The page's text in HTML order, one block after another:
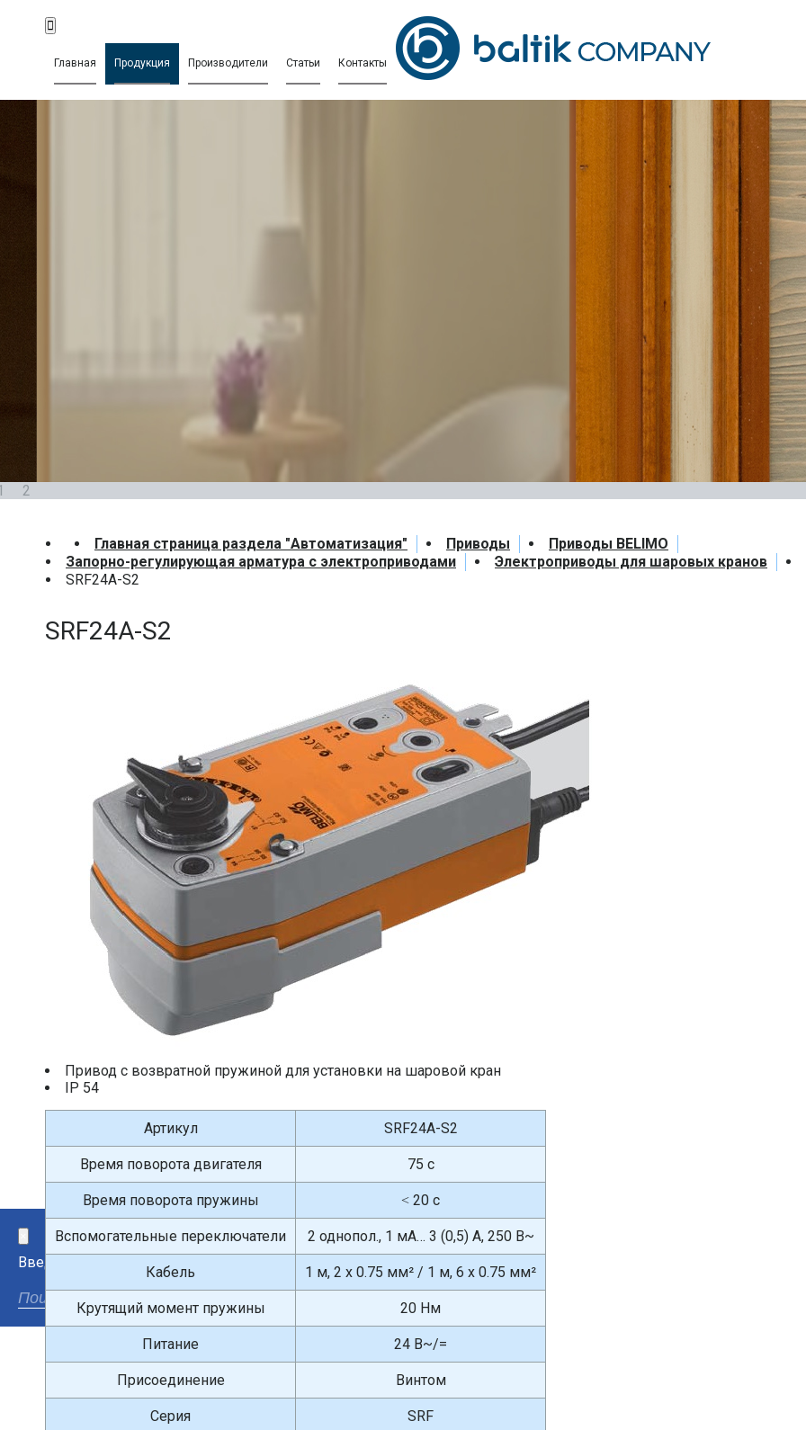
Главная Продукция Производители Статьи Контакты
Введите поисковый запрос
2
Главная страница раздела "Автоматизация" Приводы
Приводы BELIMO
Запорно-регулирующая арматура с электроприводами
Электроприводы для шаровых кранов
SRF24A-S2
SRF24A-S2
Привод c возвратной пружиной для установки на шаровой кран
IP 54
Артикул SRF24A-S2
Время поворота двигателя 75 с
Время поворота пружины ˂ 20 с
Вспомогательные переключатели 2 однопол., 1 мА… 3 (0,5) А, 250 В~
Кабель 1 м, 2 x 0.75 мм² / 1 м, 6 x 0.75 мм²
Крутящий момент пружины 20 Нм
Питание 24 В~/=
Присоединение Винтом
Серия SRF